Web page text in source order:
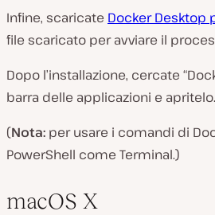
Infine, scaricate Docker Desktop
file scaricato per avviare il
Dopo l’installazione, cercate
barra delle applicazioni e apritelo.
(Nota: per usare i comandi di
PowerShell come Terminal.)
macOS X